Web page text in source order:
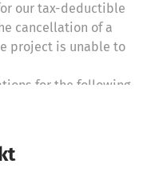
our tax-deductible
cancellation of a
project is unable to
for the following